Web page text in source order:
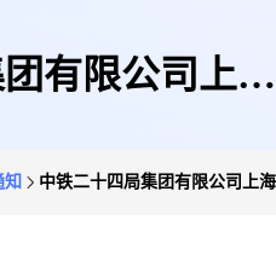
有限公司上海
知 中铁二十四局集团有限公司上